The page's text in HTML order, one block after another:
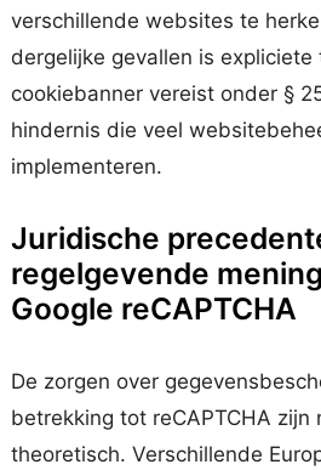
verschillende websites te
dergelijke gevallen is
cookiebanner vereist onder §
hindernis die veel
implementeren.
Juridische
regelgevende
Google reCAPTCHA
De zorgen over
betrekking tot reCAPTCHA zijn
theoretisch. Verschillende